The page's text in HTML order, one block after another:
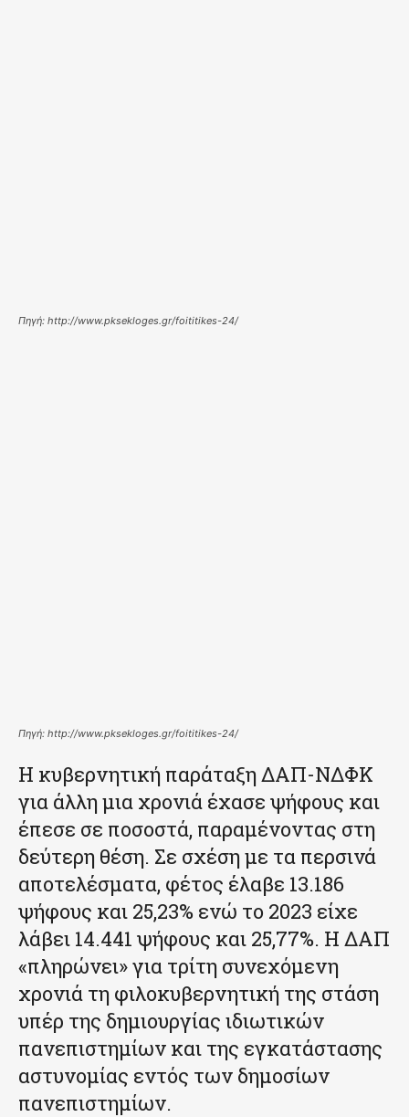
Πηγή: http://www.pksekloges.gr/foititikes-24/
Πηγή: http://www.pksekloges.gr/foititikes-24/
Η κυβερνητική παράταξη ΔΑΠ-ΝΔΦΚ
για άλλη μια χρονιά έχασε ψήφους και
έπεσε σε ποσοστά, παραμένοντας στη
δεύτερη θέση. Σε σχέση με τα περσινά
αποτελέσματα, φέτος έλαβε 13.186
ψήφους και 25,23% ενώ το 2023 είχε
λάβει 14.441 ψήφους και 25,77%. Η ΔΑΠ
«πληρώνει» για τρίτη συνεχόμενη
χρονιά τη φιλοκυβερνητική της στάση
υπέρ της δημιουργίας ιδιωτικών
πανεπιστημίων και της εγκατάστασης
αστυνομίας εντός των δημοσίων
πανεπιστημίων.